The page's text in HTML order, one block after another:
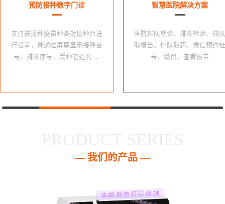
预防接种数字门诊
支持按接种疫苗种类对接种台进
行设置，并通过屏幕显示接种台
号、排队序号、受种者姓名 …
智慧医院解决方案
医院排队就诊、排队检验、排队
取报告、排队取药、微信预约挂
号、缴费、查看报告
— 我们的产品 —